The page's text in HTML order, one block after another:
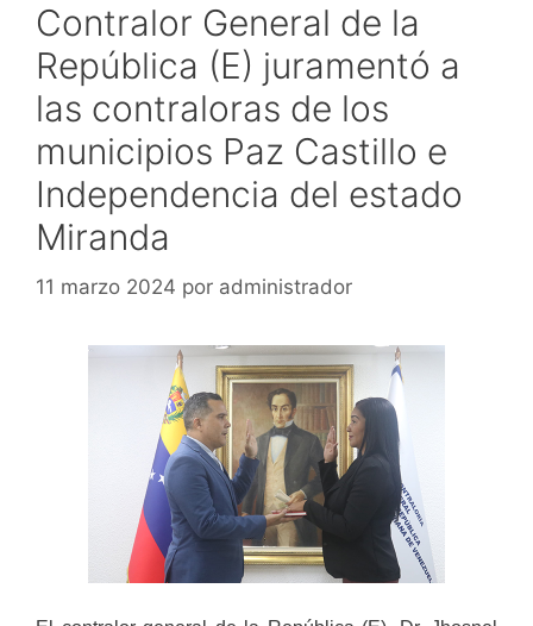
Contralor General de la
República (E) juramentó a
las contraloras de los
municipios Paz Castillo e
Independencia del estado
Miranda
11 marzo 2024 por administrador